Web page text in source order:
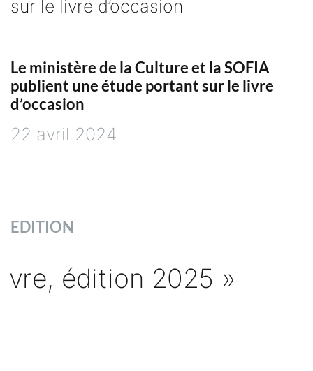
Le ministère de la Culture et la SOFIA
publient une étude portant sur le livre
d’occasion
22 avril 2024
EDITION